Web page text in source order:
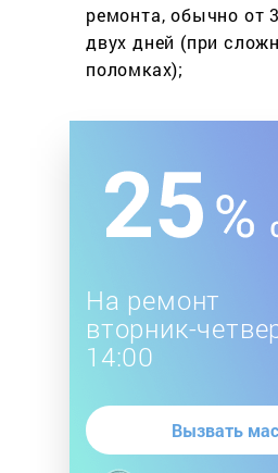
ремонта, обычно от
двух дней (при
поломках);
На ремонт
вторник-
14:00
Вызвать